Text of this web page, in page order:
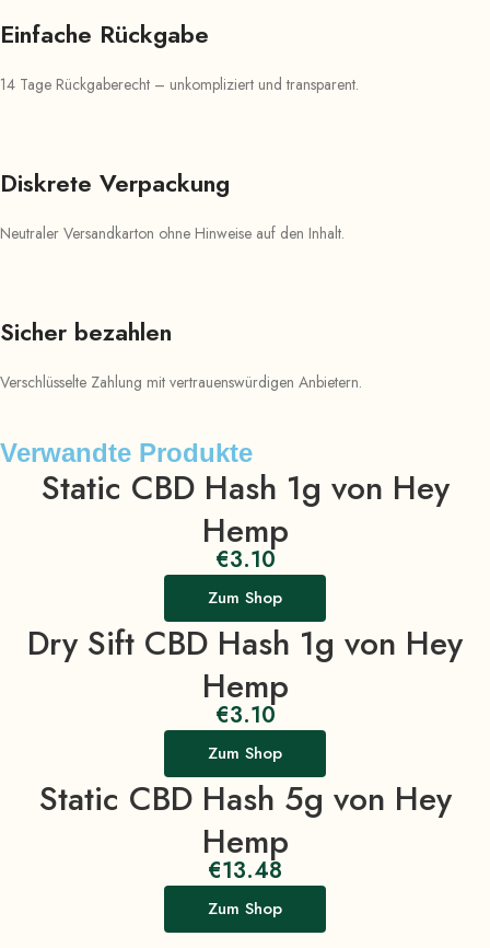
Einfache Rückgabe
14 Tage Rückgaberecht – unkompliziert und transparent.
Diskrete Verpackung
Neutraler Versandkarton ohne Hinweise auf den Inhalt.
Sicher bezahlen
Verschlüsselte Zahlung mit vertrauenswürdigen Anbietern.
Verwandte Produkte
Static CBD Hash 1g von Hey
Hemp
€3.10
Zum Shop
Dry Sift CBD Hash 1g von Hey
Hemp
€3.10
Zum Shop
Static CBD Hash 5g von Hey
Hemp
€13.48
Zum Shop